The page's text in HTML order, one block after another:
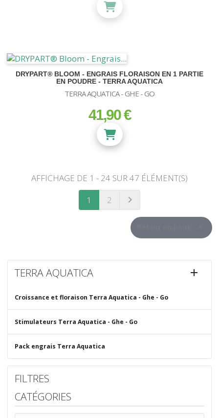
TERRA AQUATICA 
Croissance et floraison Terra Aquatica - Ghe - Go
Stimulateurs Terra Aquatica - Ghe - Go
Pack engrais Terra Aquatica
FILTRES
CATÉGORIES
DRYPART® BLOOM - ENGRAIS FLORAISON EN 1 PARTIE
EN POUDRE - TERRA AQUATICA
TERRA AQUATICA - GHE - GO
prix
41,90 €
AFFICHAGE DE 1 - 24 SUR 47 ÉLÉMENT(S)
1
2 SUIVANT
